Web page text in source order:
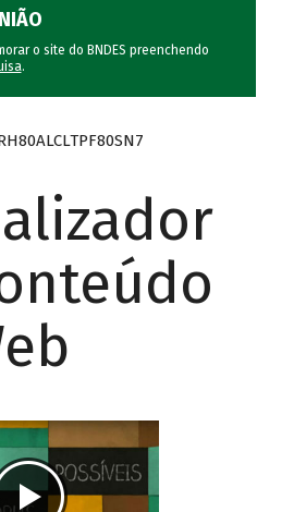
o site do BNDES preenchendo
.